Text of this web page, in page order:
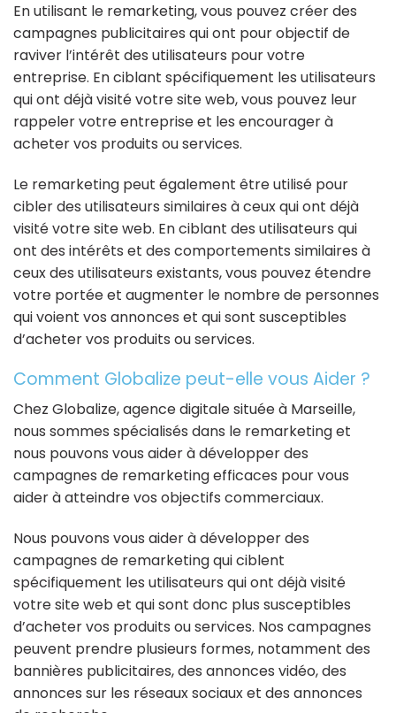
En utilisant le remarketing, vous pouvez créer des
campagnes publicitaires qui ont pour objectif de
raviver l’intérêt des utilisateurs pour votre
entreprise. En ciblant spécifiquement les utilisateurs
qui ont déjà visité votre site web, vous pouvez leur
rappeler votre entreprise et les encourager à
acheter vos produits ou services.
Le remarketing peut également être utilisé pour
cibler des utilisateurs similaires à ceux qui ont déjà
visité votre site web. En ciblant des utilisateurs qui
ont des intérêts et des comportements similaires à
ceux des utilisateurs existants, vous pouvez étendre
votre portée et augmenter le nombre de personnes
qui voient vos annonces et qui sont susceptibles
d’acheter vos produits ou services.
Comment Globalize peut-elle vous Aider ?
Chez Globalize, agence digitale située à Marseille,
nous sommes spécialisés dans le remarketing et
nous pouvons vous aider à développer des
campagnes de remarketing efficaces pour vous
aider à atteindre vos objectifs commerciaux.
Nous pouvons vous aider à développer des
campagnes de remarketing qui ciblent
spécifiquement les utilisateurs qui ont déjà visité
votre site web et qui sont donc plus susceptibles
d’acheter vos produits ou services. Nos campagnes
peuvent prendre plusieurs formes, notamment des
bannières publicitaires, des annonces vidéo, des
annonces sur les réseaux sociaux et des annonces